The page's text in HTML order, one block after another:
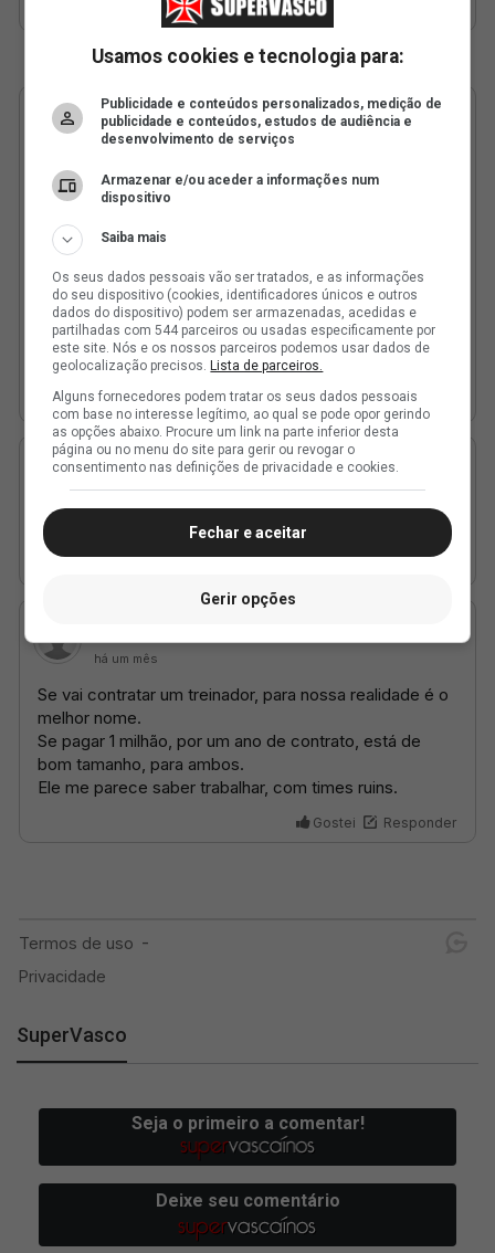
SuperVasco
Usamos cookies e tecnologia para:
Publicidade e conteúdos personalizados, medição de
publicidade e conteúdos, estudos de audiência e
desenvolvimento de serviços
Armazenar e/ou aceder a informações num
dispositivo
Saiba mais
Os seus dados pessoais vão ser tratados, e as informações
do seu dispositivo (cookies, identificadores únicos e outros
dados do dispositivo) podem ser armazenadas, acedidas e
partilhadas com 544 parceiros ou usadas especificamente por
este site. Nós e os nossos parceiros podemos usar dados de
geolocalização precisos.Lista de parceiros.
Alguns fornecedores podem tratar os seus dados pessoais
com base no interesse legítimo, ao qual se pode opor gerindo
as opções abaixo. Procure um link na parte inferior desta
página ou no menu do site para gerir ou revogar o
consentimento nas definições de privacidade e cookies.
Fechar e aceitar
Gerir opções